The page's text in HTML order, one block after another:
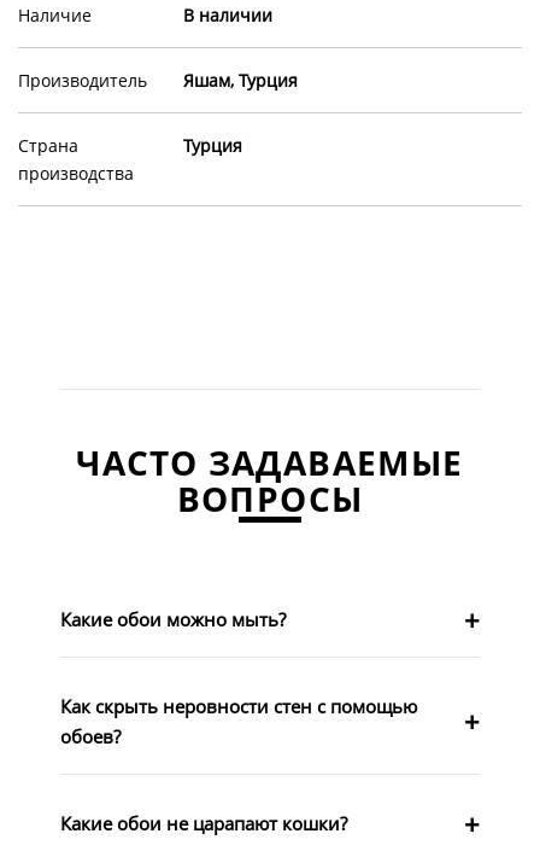
Наличие В наличии
Производитель Яшам, Турция
Страна
производства
Турция
ЧАСТО ЗАДАВАЕМЫЕ
ВОПРОСЫ
Какие обои можно мыть?
Как скрыть неровности стен с помощью
обоев?
Какие обои не царапают кошки?